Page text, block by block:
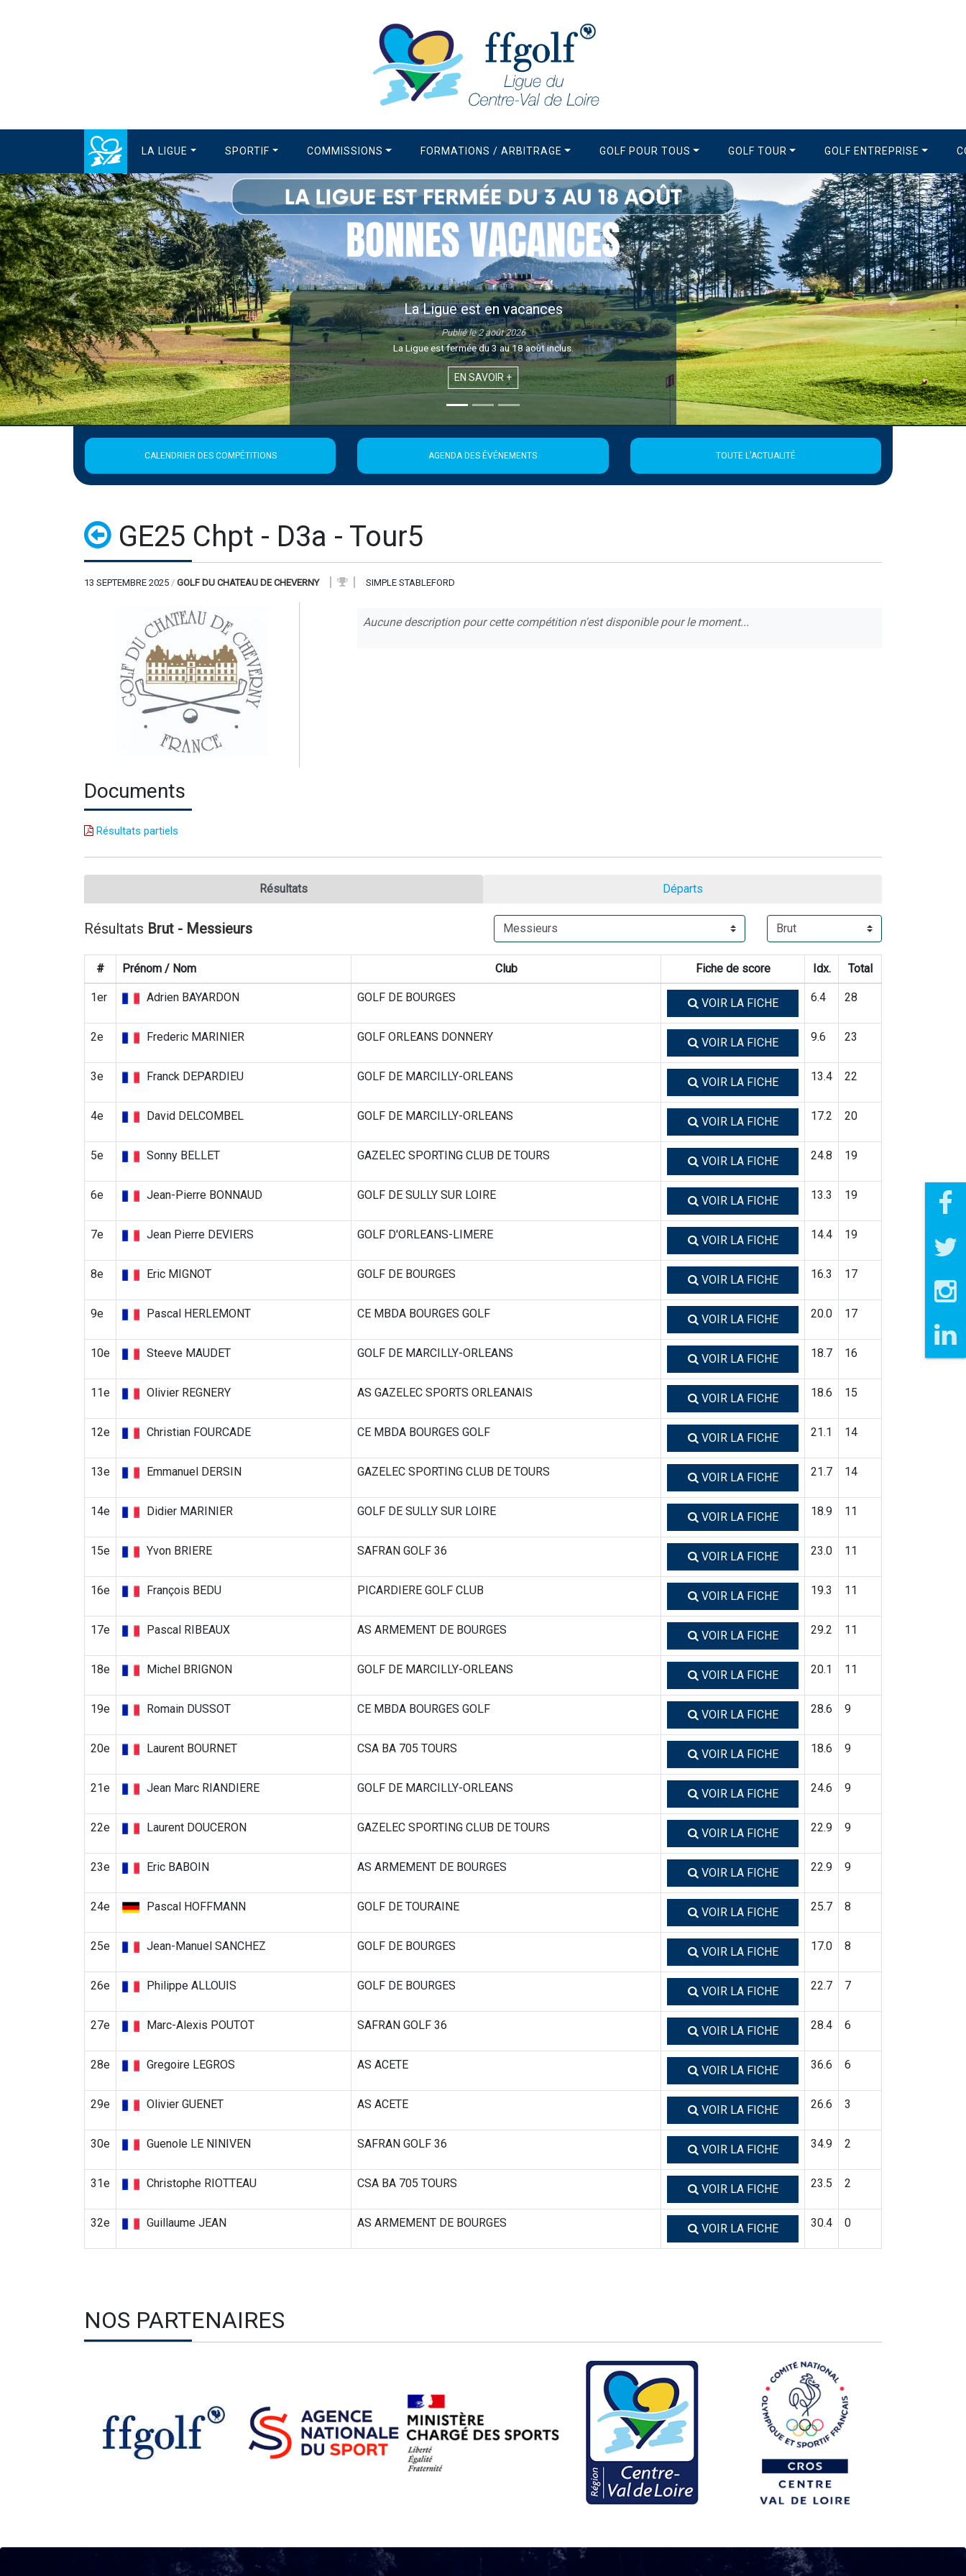
LA LIGUE SPORTIF COMMISSIONS FORMATIONS / ARBITRAGE GOLF POUR TOUS GOLF TOUR GOLF ENTREPRISE
La Newsletter de la Ligue
Publié le 1 août 2026
Retrouvez la 21ème édition de la Newsletter de la Ligue
EN SAVOIR +
Précédent Suivant
CALENDRIER DES COMPÉTITIONS AGENDA DES ÉVÉNEMENTS TOUTE L'ACTUALITÉ
GE25 Chpt - D3a - Tour5
13 SEPTEMBRE 2025 / GOLF DU CHATEAU DE CHEVERNY SIMPLE STABLEFORD
Aucune description pour cette compétition n'est disponible pour le moment...
Documents
Résultats partiels
Résultats Départs
Résultats Brut - Messieurs
# Prénom / Nom Club Fiche de score Idx. Total
1er Adrien BAYARDON GOLF DE BOURGES VOIR LA FICHE 6.4 28
2e Frederic MARINIER GOLF ORLEANS DONNERY VOIR LA FICHE 9.6 23
3e Franck DEPARDIEU GOLF DE MARCILLY-ORLEANS VOIR LA FICHE 13.4 22
4e David DELCOMBEL GOLF DE MARCILLY-ORLEANS VOIR LA FICHE 17.2 20
5e Sonny BELLET GAZELEC SPORTING CLUB DE TOURS VOIR LA FICHE 24.8 19
6e Jean-Pierre BONNAUD GOLF DE SULLY SUR LOIRE VOIR LA FICHE 13.3 19
7e Jean Pierre DEVIERS GOLF D'ORLEANS-LIMERE VOIR LA FICHE 14.4 19
8e Eric MIGNOT GOLF DE BOURGES VOIR LA FICHE 16.3 17
9e Pascal HERLEMONT CE MBDA BOURGES GOLF VOIR LA FICHE 20.0 17
10e Steeve MAUDET GOLF DE MARCILLY-ORLEANS VOIR LA FICHE 18.7 16
11e Olivier REGNERY AS GAZELEC SPORTS ORLEANAIS VOIR LA FICHE 18.6 15
12e Christian FOURCADE CE MBDA BOURGES GOLF VOIR LA FICHE 21.1 14
13e Emmanuel DERSIN GAZELEC SPORTING CLUB DE TOURS VOIR LA FICHE 21.7 14
14e Didier MARINIER GOLF DE SULLY SUR LOIRE VOIR LA FICHE 18.9 11
15e Yvon BRIERE SAFRAN GOLF 36 VOIR LA FICHE 23.0 11
16e François BEDU PICARDIERE GOLF CLUB VOIR LA FICHE 19.3 11
17e Pascal RIBEAUX AS ARMEMENT DE BOURGES VOIR LA FICHE 29.2 11
18e Michel BRIGNON GOLF DE MARCILLY-ORLEANS VOIR LA FICHE 20.1 11
19e Romain DUSSOT CE MBDA BOURGES GOLF VOIR LA FICHE 28.6 9
20e Laurent BOURNET CSA BA 705 TOURS VOIR LA FICHE 18.6 9
21e Jean Marc RIANDIERE GOLF DE MARCILLY-ORLEANS VOIR LA FICHE 24.6 9
22e Laurent DOUCERON GAZELEC SPORTING CLUB DE TOURS VOIR LA FICHE 22.9 9
23e Eric BABOIN AS ARMEMENT DE BOURGES VOIR LA FICHE 22.9 9
24e Pascal HOFFMANN GOLF DE TOURAINE VOIR LA FICHE 25.7 8
25e Jean-Manuel SANCHEZ GOLF DE BOURGES VOIR LA FICHE 17.0 8
26e Philippe ALLOUIS GOLF DE BOURGES VOIR LA FICHE 22.7 7
27e Marc-Alexis POUTOT SAFRAN GOLF 36 VOIR LA FICHE 28.4 6
28e Gregoire LEGROS AS ACETE VOIR LA FICHE 36.6 6
29e Olivier GUENET AS ACETE VOIR LA FICHE 26.6 3
30e Guenole LE NINIVEN SAFRAN GOLF 36 VOIR LA FICHE 34.9 2
31e Christophe RIOTTEAU CSA BA 705 TOURS VOIR LA FICHE 23.5 2
32e Guillaume JEAN AS ARMEMENT DE BOURGES VOIR LA FICHE 30.4 0
NOS PARTENAIRES